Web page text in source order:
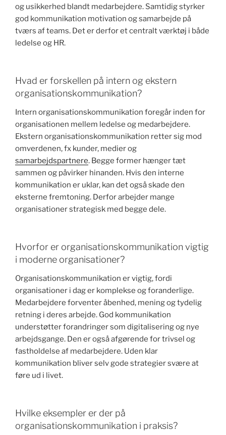
og usikkerhed blandt medarbejdere. Samtidig styrker
god kommunikation motivation og samarbejde på
tværs af teams. Det er derfor et centralt værktøj i både
ledelse og HR.
Hvad er forskellen på intern og ekstern
organisationskommunikation?
Intern organisationskommunikation foregår inden for
organisationen mellem ledelse og medarbejdere.
Ekstern organisationskommunikation retter sig mod
omverdenen, fx kunder, medier og
samarbejdspartnere. Begge former hænger tæt
sammen og påvirker hinanden. Hvis den interne
kommunikation er uklar, kan det også skade den
eksterne fremtoning. Derfor arbejder mange
organisationer strategisk med begge dele.
Hvorfor er organisationskommunikation vigtig
i moderne organisationer?
Organisationskommunikation er vigtig, fordi
organisationer i dag er komplekse og foranderlige.
Medarbejdere forventer åbenhed, mening og tydelig
retning i deres arbejde. God kommunikation
understøtter forandringer som digitalisering og nye
arbejdsgange. Den er også afgørende for trivsel og
fastholdelse af medarbejdere. Uden klar
kommunikation bliver selv gode strategier svære at
føre ud i livet.
Hvilke eksempler er der på
organisationskommunikation i praksis?